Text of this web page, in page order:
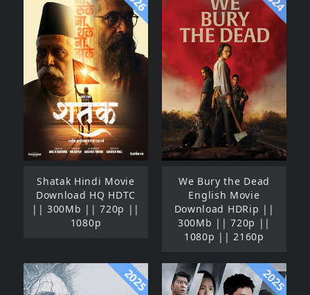
Shatak Hindi Movie
Download HQ HDTC
|| 300Mb || 720p ||
1080p
We Bury the Dead
English Movie
Download HDRip ||
300Mb || 720p ||
1080p || 2160p
2025 2025